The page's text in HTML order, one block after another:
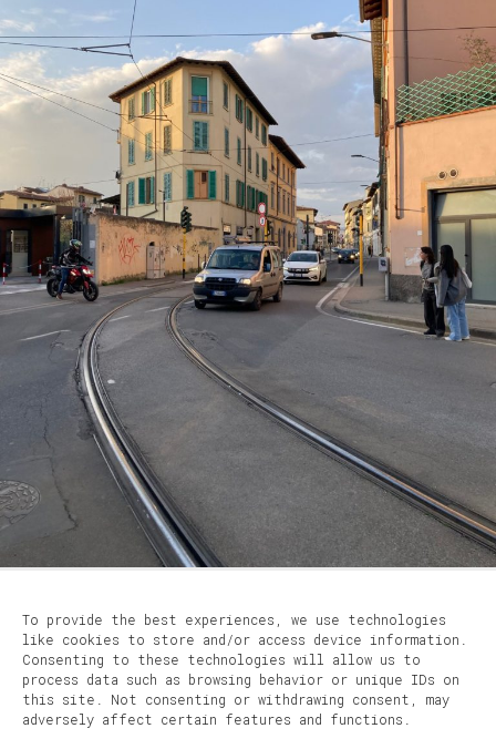
To provide the best experiences, we use technologies
like cookies to store and/or access device information.
Consenting to these technologies will allow us to
process data such as browsing behavior or unique IDs on
this site. Not consenting or withdrawing consent, may
adversely affect certain features and functions.